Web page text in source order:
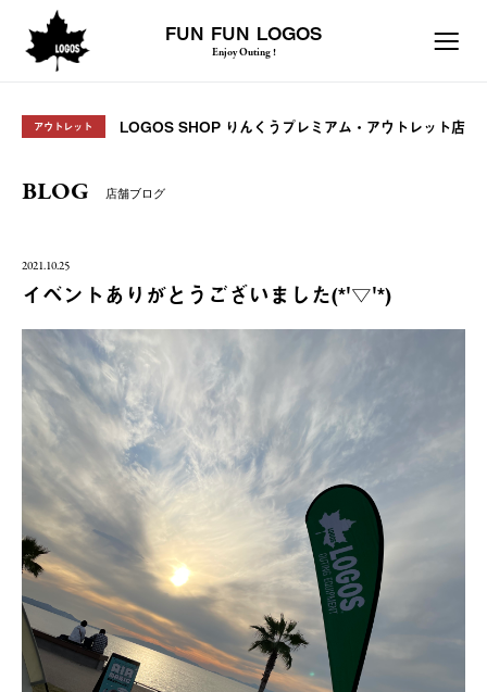
FUN FUN LOGOS
Enjoy Outing !
アウトレット LOGOS SHOP りんくうプレミアム・アウトレット店
BLOG 店舗ブログ
2021.10.25
イベントありがとうございました(*'▽'*)